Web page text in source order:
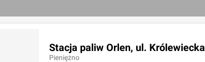
Stacja paliw Orlen, ul. Królewiecka
Pieniężno